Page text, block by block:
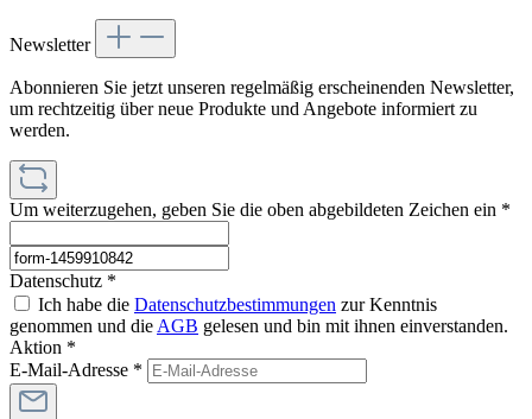
Newsletter
Abonnieren Sie jetzt unseren regelmäßig erscheinenden Newsletter,
um rechtzeitig über neue Produkte und Angebote informiert zu
werden.
Um weiterzugehen, geben Sie die oben abgebildeten Zeichen ein *
Datenschutz *
Ich habe die Datenschutzbestimmungen zur Kenntnis
genommen und die AGB gelesen und bin mit ihnen einverstanden.
Aktion *
E-Mail-Adresse *